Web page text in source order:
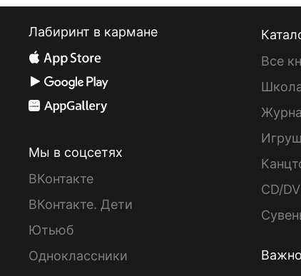
Лабиринт в кармане
Мы в соцсетях
ВКонтакте
ВКонтакте. Дети
Ютьюб
Одноклассники
Все
CD/
Важно